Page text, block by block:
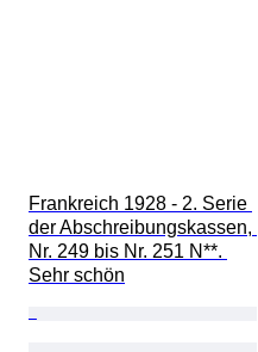
Frankreich 1928 - 2. Serie
der Abschreibungskassen,
Nr. 249 bis Nr. 251 N**.
Sehr schön